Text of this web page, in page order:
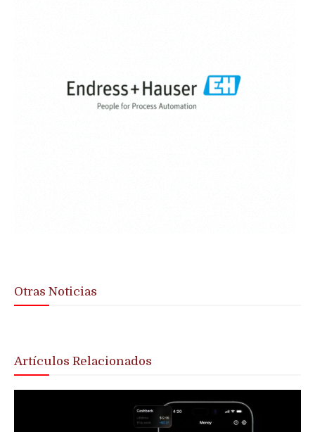
Otras Noticias
Artículos Relacionados